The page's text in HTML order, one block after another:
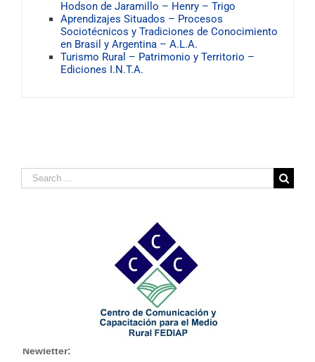
Hodson de Jaramillo – Henry – Trigo
Aprendizajes Situados – Procesos
Sociotécnicos y Tradiciones de Conocimiento
en Brasil y Argentina – A.L.A.
Turismo Rural – Patrimonio y Territorio –
Ediciones I.N.T.A.
Search
for:
Newletter: